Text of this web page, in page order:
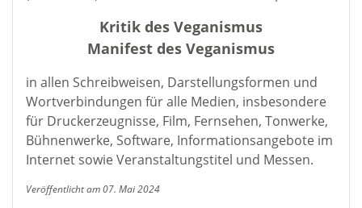
Kritik des Veganismus
Manifest des Veganismus
in allen Schreibweisen, Darstellungsformen und
Wortverbindungen für alle Medien, insbesondere
für Druckerzeugnisse, Film, Fernsehen, Tonwerke,
Bühnenwerke, Software, Informationsangebote im
Internet sowie Veranstaltungstitel und Messen.
Veröffentlicht am 07. Mai 2024